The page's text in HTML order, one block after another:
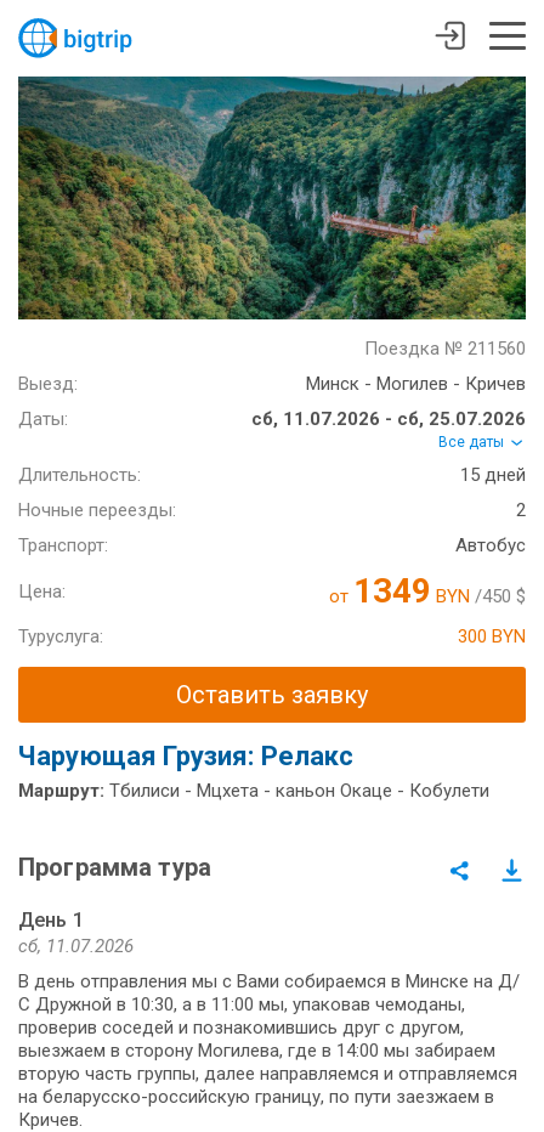
Поездка № 211560
Выезд:
Минск - Могилев - Кричев
Даты:
сб, 11.07.2026 - сб, 25.07.2026
Все даты
Длительность:
15 дней
Ночные переезды:
2
Транспорт:
Автобус
Цена: от 1349 BYN /450 $
Туруслуга:
300 BYN
Оставить заявку
Чарующая Грузия: Релакс
Маршрут: Тбилиси - Мцхета - каньон Окаце - Кобулети
Программа тура
День 1
сб, 11.07.2026
В день отправления мы с Вами собираемся в Минске на Д/
С Дружной в 10:30, а в 11:00 мы, упаковав чемоданы,
проверив соседей и познакомившись друг с другом,
выезжаем в сторону Могилева, где в 14:00 мы забираем
вторую часть группы, далее направляемся и отправляемся
на беларусско-российскую границу, по пути заезжаем в
Кричев.